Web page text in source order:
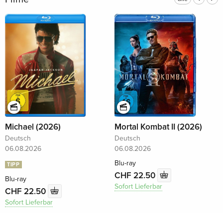
Michael (2026)
Deutsch
06.08.2026
TIPP
Blu-ray
CHF 22.50
Sofort Lieferbar
Mortal Kombat II (2026)
Deutsch
06.08.2026
Blu-ray
CHF 22.50
Sofort Lieferbar